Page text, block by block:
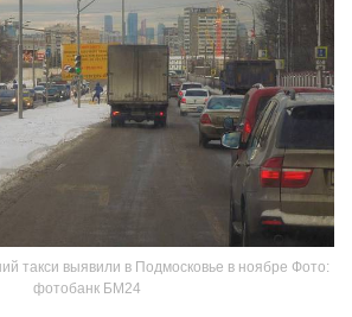
такси выявили в Подмосковье в ноябре Фото:
фотобанк БМ24